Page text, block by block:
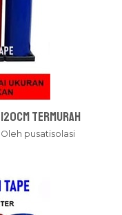
Termurah
pusatisolasi